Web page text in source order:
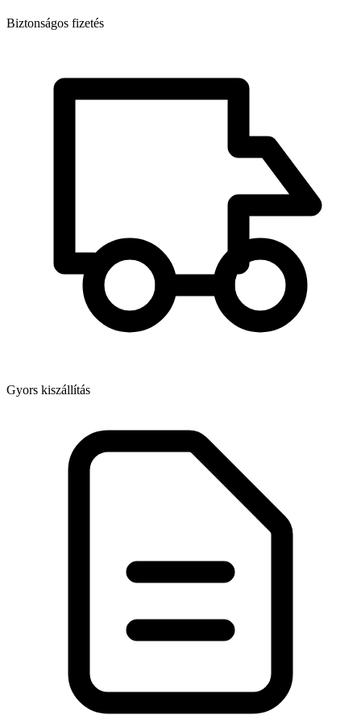
Biztonságos fizetés
Gyors kiszállítás